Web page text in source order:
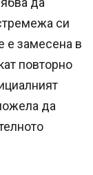
си
е замесена в
повторно
да